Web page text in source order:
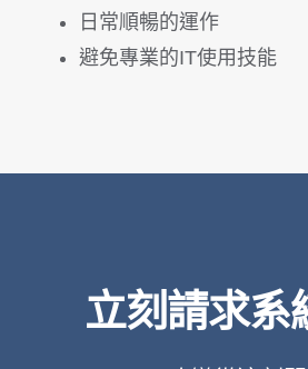
日常順暢的運作
避免專業的IT使用技能
立刻請求系